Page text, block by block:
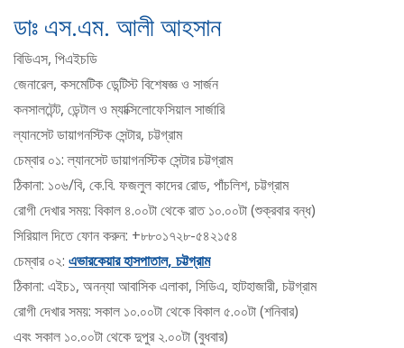
ডাঃ এস.এম. আলী আহসান
বিডিএস, পিএইচডি
জেনারেল, কসমেটিক ডেন্টিস্ট বিশেষজ্ঞ ও সার্জন
কনসালটেন্ট, ডেন্টাল ও ম্যাক্সিলোফেসিয়াল সার্জারি
ল্যানসেট ডায়াগনস্টিক সেন্টার, চট্টগ্রাম
চেম্বার ০১: ল্যানসেট ডায়াগনস্টিক সেন্টার চট্টগ্রাম
ঠিকানা: ১০৬/বি, কে.বি. ফজলুল কাদের রোড, পাঁচলিশ, চট্টগ্রাম
রোগী দেখার সময়: বিকাল ৪.০০টা থেকে রাত ১০.০০টা (শুক্রবার বন্ধ)
সিরিয়াল দিতে ফোন করুন: +৮৮০১৭২৮-৫৪২১৫৪
চেম্বার ০২: এভারকেয়ার হাসপাতাল, চট্টগ্রাম
ঠিকানা: এইচ১, অনন্যা আবাসিক এলাকা, সিডিএ, হাটহাজারী, চট্টগ্রাম
রোগী দেখার সময়: সকাল ১০.০০টা থেকে বিকাল ৫.০০টা (শনিবার)
এবং সকাল ১০.০০টা থেকে দুপুর ২.০০টা (বুধবার)